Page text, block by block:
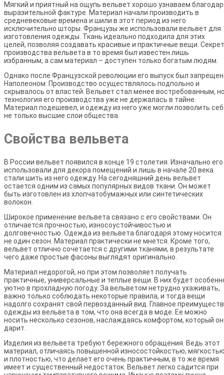
Мягкий и приятный на ощупь вельвет хорошо узнаваем
выразительной фактуре. Материал начали производить в
средневековые времена и шили в этот период из него
исключительно шторы. Французы же использовали вельвет для
изготовления одежды. Ткань идеально подходила для этих
целей, позволяя создавать красивые и практичные вещи. Секрет
производства вельвета в то время был известен лишь
избранным, а сам материал – доступен только богатым людям.
Однако после Французской революции его выпуск был запрещен
Наполеоном. Производство осуществлялось подпольно и
скрывалось от властей. Вельвет стал менее востребованным,
технология его производства уже не держалась в тайне.
Материал подешевел, и одежду из него уже могли позволить
не только высшие слои общества.
Свойства вельвета
В России вельвет появился в конце 19 столетия. Изначально его
использовали для декора помещений и лишь в начале 20 века
стали шить из него одежду. На сегодняшний день вельвет
остается одним из самых популярных видов ткани. Он может
быть изготовлен из хлопчатобумажных или синтетических
волокон.
Широкое применение вельвета связано с его свойствами. Он
отличается прочностью, износоустойчивостью и
долговечностью. Одежда из вельвета благодаря этому носится
не один сезон. Материал практически не мнется. Кроме того,
вельвет отлично сочетается с другими тканями, в результате
чего даже простые фасоны выглядят оригинально.
Материал недорогой, но при этом позволяет получать
практичные, универсальные и теплые вещи. В них будет
уютно в прохладную погоду. За вельветом нетрудно ухаживать,
важно только соблюдать некоторые правила, и тогда вещи
надолго сохранят свой первозданный вид. Главное
одежды из вельвета в том, что она всегда в моде. Ее можно
носить несколько сезонов, наслаждаясь комфортом, который
дарит.
Изделия из вельвета требуют бережного обращения. Ведь этот
материал, отличаясь повышенной износостойкостью,
и плотностью, что делает его очень практичным, в то же время
имеет и существенный недостаток. Вельвет легко садится при